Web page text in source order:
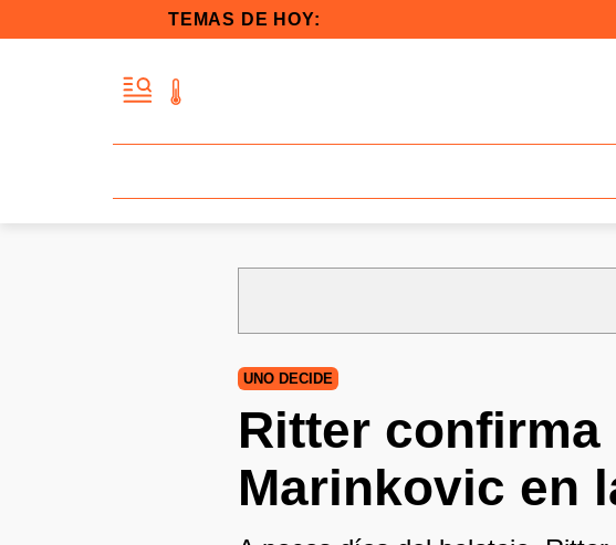
TEMAS DE HOY:
UNO DECIDE
Ritter
Marinkovic en